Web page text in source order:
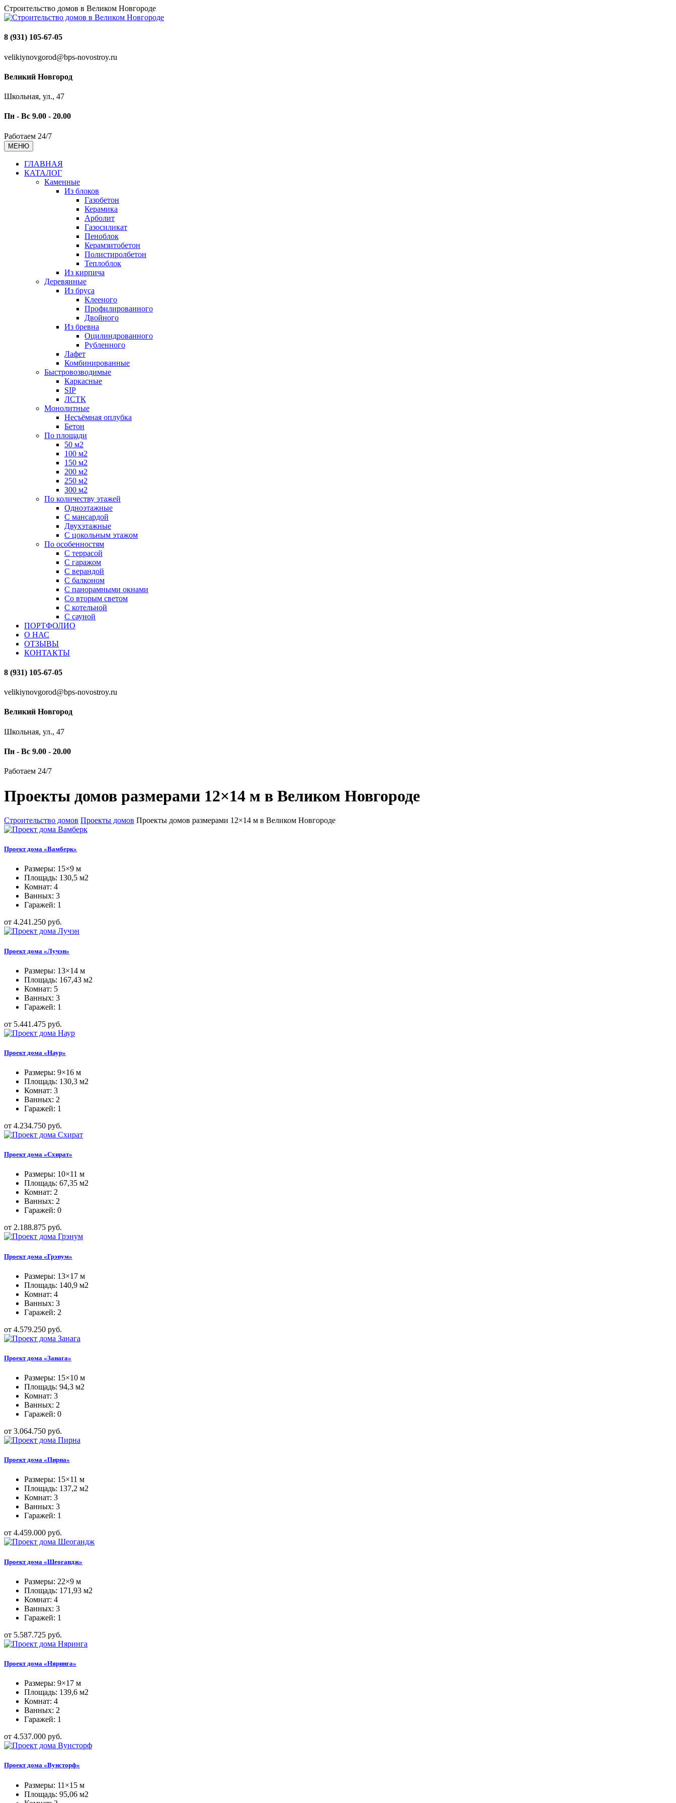
Строительство домов в Великом Новгороде
8 (931) 105-67-05
velikiynovgorod@bps-novostroy.ru
Великий Новгород
Школьная, ул., 47
Пн - Вс 9.00 - 20.00
Работаем 24/7
МЕНЮ
ГЛАВНАЯ
КАТАЛОГ
Каменные
Из блоков
Газобетон
Керамика
Арболит
Газосиликат
Пеноблок
Керамзитобетон
Полистиролбетон
Теплоблок
Из кирпича
Деревянные
Из бруса
Клееного
Профилированного
Двойного
Из бревна
Оцилиндрованного
Рубленного
Лафет
Комбинированные
Быстровозводимые
Каркасные
SIP
ЛСТК
Монолитные
Несъёмная оплубка
Бетон
По площади
50 м2
100 м2
150 м2
200 м2
250 м2
300 м2
По количеству этажей
Одноэтажные
С мансардой
Двухэтажные
С цокольным этажом
По особенностям
С террасой
С гаражом
С верандой
С балконом
С панорамными окнами
Со вторым светом
С котельной
С сауной
ПОРТФОЛИО
О НАС
ОТЗЫВЫ
КОНТАКТЫ
8 (931) 105-67-05
velikiynovgorod@bps-novostroy.ru
Великий Новгород
Школьная, ул., 47
Пн - Вс 9.00 - 20.00
Работаем 24/7
Проекты домов размерами 12×14 м в Великом Новгороде
Строительство домов Проекты домов Проекты домов размерами 12×14 м в Великом Новгороде
Проект дома «Вамберк»
Размеры: 15×9 м
Площадь: 130,5 м2
Комнат: 4
Ванных: 3
Гаражей: 1
от 4.241.250 руб.
Проект дома «Лучэн»
Размеры: 13×14 м
Площадь: 167,43 м2
Комнат: 5
Ванных: 3
Гаражей: 1
от 5.441.475 руб.
Проект дома «Наур»
Размеры: 9×16 м
Площадь: 130,3 м2
Комнат: 3
Ванных: 2
Гаражей: 1
от 4.234.750 руб.
Проект дома «Схират»
Размеры: 10×11 м
Площадь: 67,35 м2
Комнат: 2
Ванных: 2
Гаражей: 0
от 2.188.875 руб.
Проект дома «Грэнум»
Размеры: 13×17 м
Площадь: 140,9 м2
Комнат: 4
Ванных: 3
Гаражей: 2
от 4.579.250 руб.
Проект дома «Занага»
Размеры: 15×10 м
Площадь: 94,3 м2
Комнат: 3
Ванных: 2
Гаражей: 0
от 3.064.750 руб.
Проект дома «Пирна»
Размеры: 15×11 м
Площадь: 137,2 м2
Комнат: 3
Ванных: 3
Гаражей: 1
от 4.459.000 руб.
Проект дома «Шеогандж»
Размеры: 22×9 м
Площадь: 171,93 м2
Комнат: 4
Ванных: 3
Гаражей: 1
от 5.587.725 руб.
Проект дома «Няринга»
Размеры: 9×17 м
Площадь: 139,6 м2
Комнат: 4
Ванных: 2
Гаражей: 1
от 4.537.000 руб.
Проект дома «Вунсторф»
Размеры: 11×15 м
Площадь: 95,06 м2